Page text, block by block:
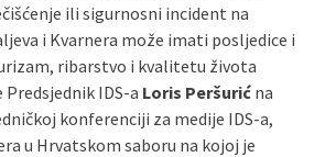
ili sigurnosni incident na
i Kvarnera može imati posljedice i
ribarstvo i kvalitetu života
IDS-a Loris Peršurić na
konferenciji za medije IDS-a,
u Hrvatskom saboru na kojoj je